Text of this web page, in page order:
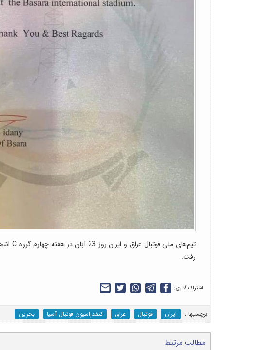
رفت.
اشتراک گذاری:
برچسب‎ها : ایران فوتبال عراق کنفدراسیون فوتبال آسیا بحرین
مطالب مرتبط